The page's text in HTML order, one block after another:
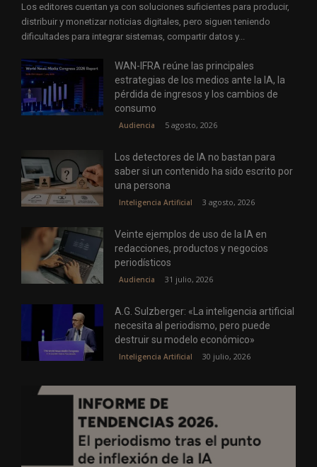
Los editores cuentan ya con soluciones suficientes para producir,
distribuir y monetizar noticias digitales, pero siguen teniendo
dificultades para integrar sistemas, compartir datos y...
WAN-IFRA reúne las principales
estrategias de los medios ante la IA, la
pérdida de ingresos y los cambios de
consumo
Audiencia 5 agosto, 2026
Los detectores de IA no bastan para
saber si un contenido ha sido escrito por
una persona
Inteligencia Artificial 3 agosto, 2026
Veinte ejemplos de uso de la IA en
redacciones, productos y negocios
periodísticos
Audiencia 31 julio, 2026
A.G. Sulzberger: «La inteligencia artificial
necesita al periodismo, pero puede
destruir su modelo económico»
Inteligencia Artificial 30 julio, 2026